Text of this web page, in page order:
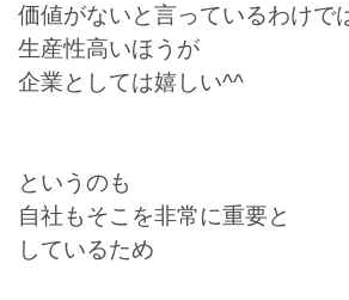
価値がないと言っているわけで
生産性高いほうが
企業としては嬉しい^^
というのも
自社もそこを非常に重要と
しているため